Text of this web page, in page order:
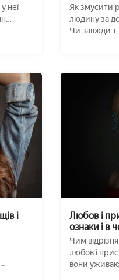
неї
Як змусити
людину за
Чи завжди т
і
Любов і
ознаки і в
Чим
любов і
вони